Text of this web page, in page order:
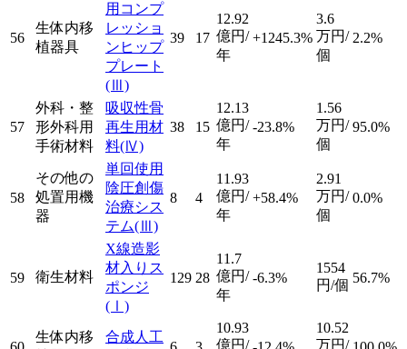
56
生体内移
植器具
用コンプ
レッショ
ンヒップ
プレート
(Ⅲ)
39 17
12.92
億円/
年
+1245.3%
3.6
万円/
個
2.2%
57
外科・整
形外科用
手術材料
吸収性骨
再生用材
料(Ⅳ)
38 15
12.13
億円/
年
-23.8%
1.56
万円/
個
95.0%
58
その他の
処置用機
器
単回使用
陰圧創傷
治療シス
テム(Ⅲ)
8 4
11.93
億円/
年
+58.4%
2.91
万円/
個
0.0%
59 衛生材料
X線造影
材入りス
ポンジ
(Ⅰ)
129 28
11.7
億円/
年
-6.3%
1554
円/個 56.7%
生体内移
合成人工
10.93
億円/
10.52
万円/